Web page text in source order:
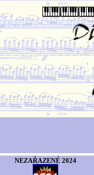
NEZAŘAZENÉ 2024